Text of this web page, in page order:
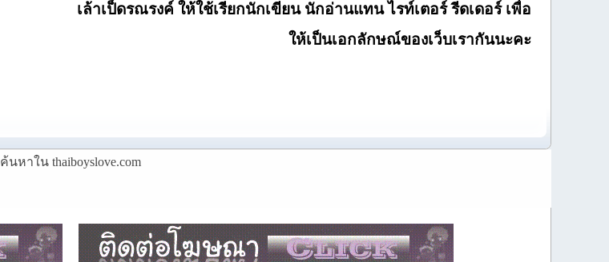
เล้าเป็ดรณรงค์ ให้ใช้เรียกนักเขียน นักอ่านแทน ไรท์เตอร์ รีดเดอร์ เพื่อ
ให้เป็นเอกลักษณ์ของเว็บเรากันนะคะ
ค้นหาใน thaiboyslove.com